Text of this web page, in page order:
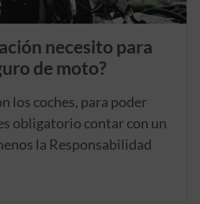
necesito para
de moto?
los coches, para poder
obligatorio contar con un
la Responsabilidad